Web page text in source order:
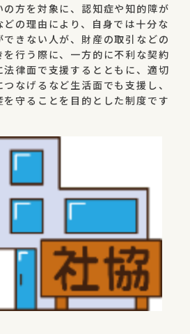
の方を対象に、認知症や知的障が
どの理由により、自身では十分な
きない人が、財産の取引などの
行う際に、一方的に不利な契約
法律面で支援するとともに、適切
なげるなど生活面でも支援し、
守ることを目的とした制度です